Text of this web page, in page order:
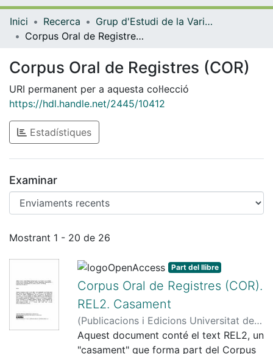
Navega per tot el DD
Contacte
Inici Recerca
Grup d'Estudi de la Variació (GEV) - Corpus de Català Contemporani de la Universitat de Barcelona (CCCUB)
Corpus Oral de Registres (COR)
Corpus Oral de Registres (COR)
URI permanent per a aquesta col·lecció
https://hdl.handle.net/2445/10412
Estadístiques
Examinar
Enviaments recents
Mostrant 1 - 20 de 26
Part del llibre
Corpus Oral de Registres (COR).
REL2. Casament
(Publicacions i Edicions Universitat de
Barcelona,2004) Alturo, Núria; Bladas
Martí, Òscar;Payà, Marta;Payrató,
Aquest document conté el text REL2, un
"casament" que forma part del Corpus